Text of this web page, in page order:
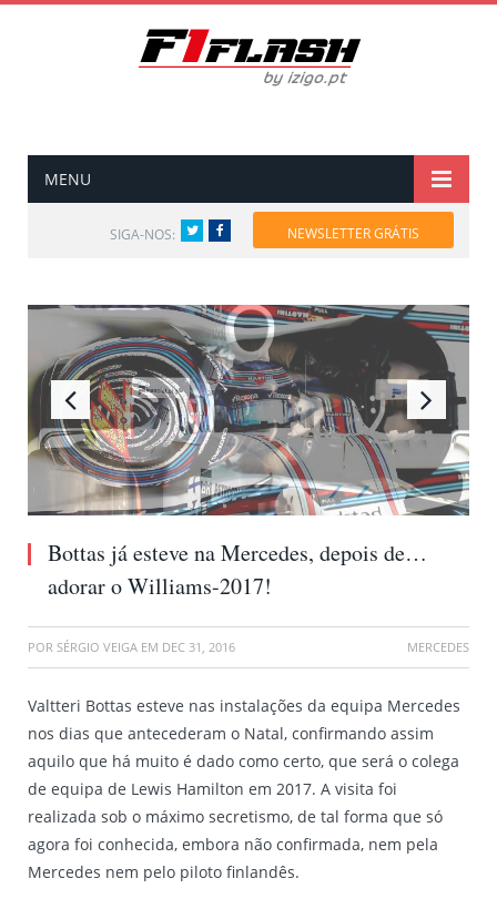
MENU
SIGA-NOS: TwitterFacebook NEWSLETTER GRÁTIS
Bottas já esteve na Mercedes, depois de…
adorar o Williams-2017!
POR SÉRGIO VEIGA EM DEC 31, 2016 MERCEDES
Valtteri Bottas esteve nas instalações da equipa Mercedes
nos dias que antecederam o Natal, confirmando assim
aquilo que há muito é dado como certo, que será o colega
de equipa de Lewis Hamilton em 2017. A visita foi
realizada sob o máximo secretismo, de tal forma que só
agora foi conhecida, embora não confirmada, nem pela
Mercedes nem pelo piloto finlandês.